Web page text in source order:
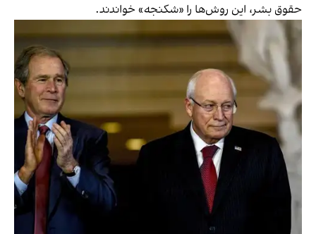
حقوق بشر، این روش‌ها را «شکنجه» خواندند.